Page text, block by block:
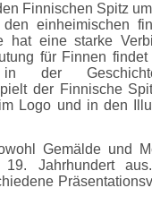
Finnischen Spitz
einheimischen
hat eine starke
für Finnen
der
der Finnische
Logo und in den
Gemälde und
Jahrhundert